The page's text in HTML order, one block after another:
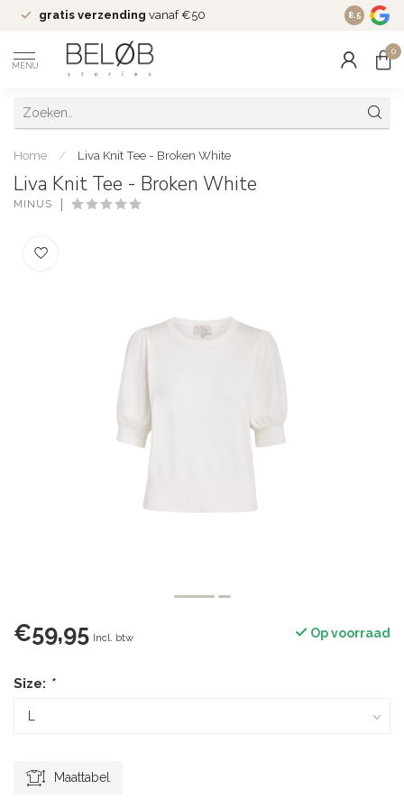
gratis verzending vanaf €50 Wekelijks
8.5
MENU
0
Home / Liva Knit Tee - Broken White
Liva Knit Tee - Broken White
MINUS
€59,95 Incl. btw Op voorraad
Size: *
Maattabel